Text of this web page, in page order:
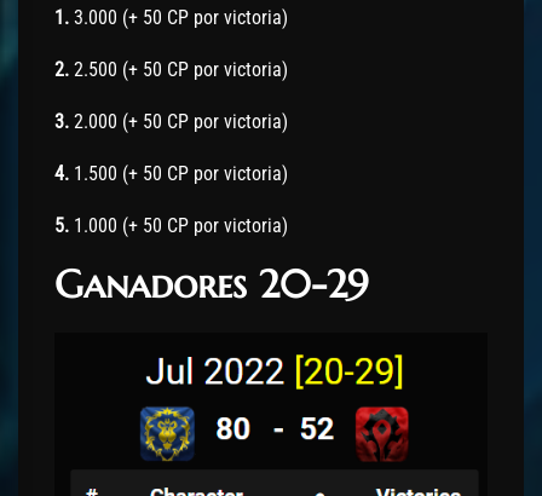
1. 3.000 (+ 50 CP por victoria)
2. 2.500 (+ 50 CP por victoria)
3. 2.000 (+ 50 CP por victoria)
4. 1.500 (+ 50 CP por victoria)
5. 1.000 (+ 50 CP por victoria)
Ganadores 20-29